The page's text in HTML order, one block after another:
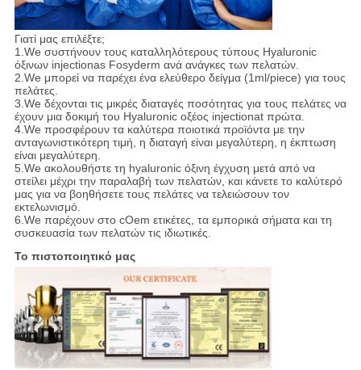
Γιατί μας επιλέξτε;
1.We συστήνουν τους καταλληλότερους τύπους Hyaluronic
όξινων injectionas Fosyderm ανά ανάγκες των πελατών.
2.We μπορεί να παρέχει ένα ελεύθερο δείγμα (1ml/piece) για τους
πελάτες.
3.We δέχονται τις μικρές διαταγές ποσότητας για τους πελάτες να
έχουν μια δοκιμή του Hyaluronic οξέος injectionat πρώτα.
4.We προσφέρουν τα καλύτερα ποιοτικά προϊόντα με την
ανταγωνιστικότερη τιμή, η διαταγή είναι μεγαλύτερη, η έκπτωση
είναι μεγαλύτερη.
5.We ακολουθήστε τη hyaluronic όξινη έγχυση μετά από να
στείλει μέχρι την παραλαβή των πελατών, και κάνετε το καλύτερό
μας για να βοηθήσετε τους πελάτες να τελειώσουν τον
εκτελωνισμό.
6.We παρέχουν στο cOem ετικέτες, τα εμπορικά σήματα και τη
συσκευασία των πελατών τις ιδιωτικές.
Το πιστοποιητικό μας